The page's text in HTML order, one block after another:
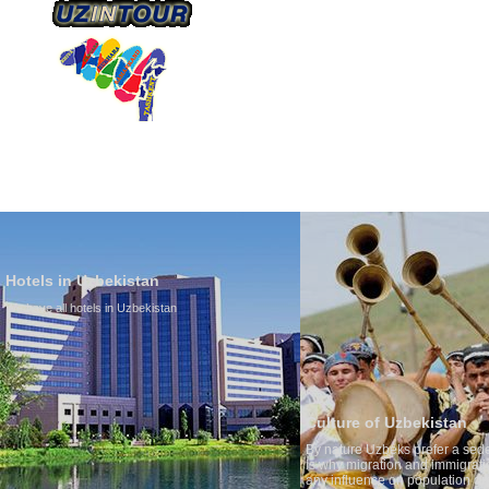
Hotels in Uzbekistan
We have all hotels in Uzbekistan
Culture of Uzbekistan
By nature Uzbeks prefer a
is why migration and
any influence on population